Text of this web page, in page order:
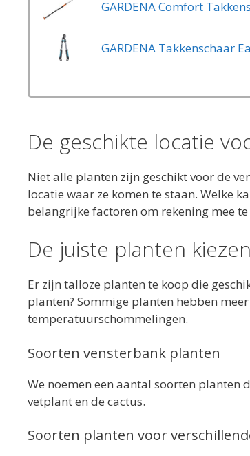
GARDENA Takkenschaar
De geschikte locatie
Niet alle planten zijn geschikt voor de
locatie waar ze komen te staan. Welke
belangrijke factoren om rekening mee
De juiste planten
Er zijn talloze planten te koop die
planten? Sommige planten hebben
temperatuurschommelingen.
Soorten vensterbank planten
We noemen een aantal soorten planten
vetplant en de cactus.
Soorten planten voor